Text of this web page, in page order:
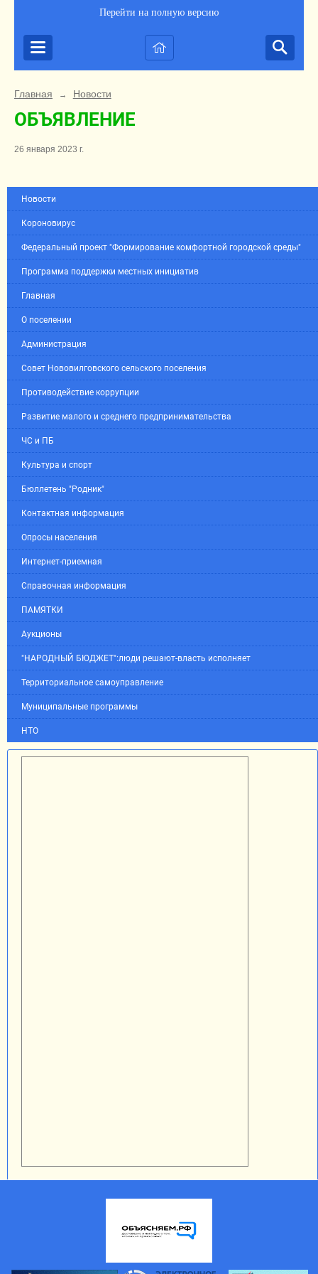
Перейти на полную версию
Главная → Новости
ОБЪЯВЛЕНИЕ
26 января 2023 г.
Новости
Короновирус
Федеральный проект "Формирование комфортной городской среды"
Программа поддержки местных инициатив
Главная
О поселении
Администрация
Совет Нововилговского сельского поселения
Противодействие коррупции
Развитие малого и среднего предпринимательства
ЧС и ПБ
Культура и спорт
Бюллетень "Родник"
Контактная информация
Опросы населения
Интернет-приемная
Справочная информация
ПАМЯТКИ
Аукционы
"НАРОДНЫЙ БЮДЖЕТ":люди решают-власть исполняет
Территориальное самоуправление
Муниципальные программы
НТО